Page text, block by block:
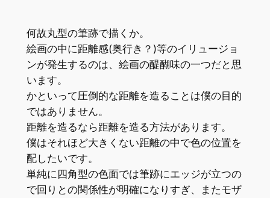
何故丸型の筆跡で描くか。
絵画の中に距離感(奥行き？)等のイリュージョ
ンが発生するのは、絵画の醍醐味の一つだと思
います。
かといって圧倒的な距離を造ることは僕の目的
ではありません。
距離を造るなら距離を造る方法があります。
僕はそれほど大きくない距離の中で色の位置を
配したいです。
単純に四角型の色面では筆跡にエッジが立つの
で回りとの関係性が明確になりすぎ、またモザ